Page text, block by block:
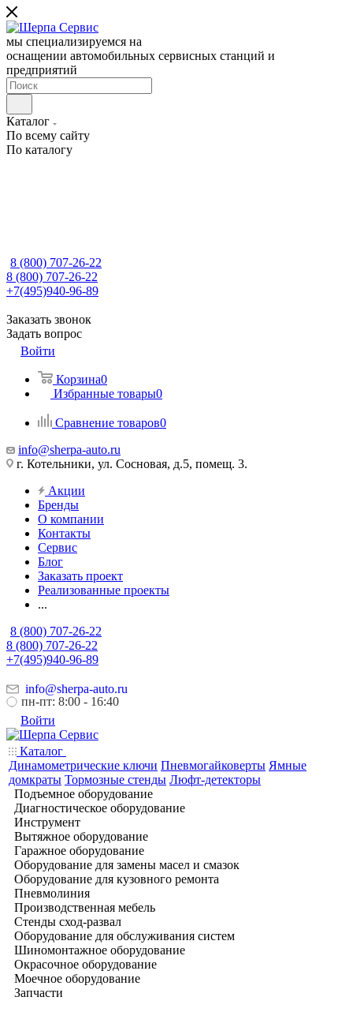
мы специализируемся на
оснащении автомобильных сервисных станций и
предприятий
Каталог
По всему сайту
По каталогу
8 (800) 707-26-22
8 (800) 707-26-22
+7(495)940-96-89
Заказать звонок
Задать вопрос
Войти
Корзина0
Избранные товары0
Сравнение товаров0
info@sherpa-auto.ru
г. Котельники, ул. Сосновая, д.5, помещ. 3.
Акции
Бренды
О компании
Контакты
Сервис
Блог
Заказать проект
Реализованные проекты
...
8 (800) 707-26-22
8 (800) 707-26-22
+7(495)940-96-89
info@sherpa-auto.ru
пн-пт: 8:00 - 16:40
Войти
Каталог
Динамометрические ключи Пневмогайковерты Ямные
домкраты Тормозные стенды Люфт-детекторы
Подъемное оборудование
Диагностическое оборудование
Инструмент
Вытяжное оборудование
Гаражное оборудование
Оборудование для замены масел и смазок
Оборудование для кузовного ремонта
Пневмолиния
Производственная мебель
Стенды сход-развал
Оборудование для обслуживания систем
Шиномонтажное оборудование
Окрасочное оборудование
Моечное оборудование
Запчасти